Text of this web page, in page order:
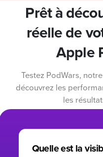
Prêt à
réelle de
Apple
Testez PodWars,
découvrez les
les
Quelle est la